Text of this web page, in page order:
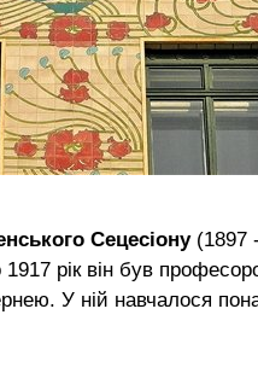
Сецесіону(1897
1917 рік він був
У ній навчалося